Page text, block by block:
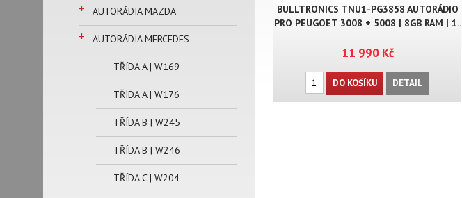
+ AUTORÁDIA MAZDA
+ AUTORÁDIA MERCEDES
TŘÍDA A | W169
TŘÍDA A | W176
TŘÍDA B | W245
TŘÍDA B | W246
TŘÍDA C | W204
BULLTRONICS TNU1-PG3858 AUTORÁDIO
PRO PEUGOET 3008 + 5008 | 8GB RAM | 1..
11 990 Kč
DO KOŠÍKU DETAIL